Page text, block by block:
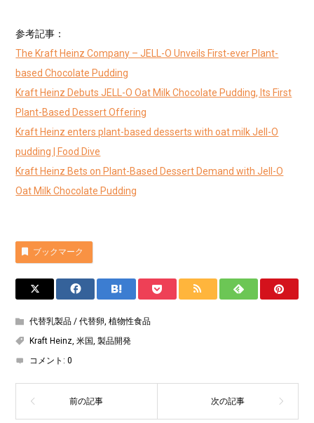
参考記事：
The Kraft Heinz Company – JELL-O Unveils First-ever Plant-
based Chocolate Pudding
Kraft Heinz Debuts JELL-O Oat Milk Chocolate Pudding, Its First
Plant-Based Dessert Offering
Kraft Heinz enters plant-based desserts with oat milk Jell-O
pudding | Food Dive
Kraft Heinz Bets on Plant-Based Dessert Demand with Jell-O
Oat Milk Chocolate Pudding
ブックマーク
代替乳製品 / 代替卵,植物性食品
Kraft Heinz,米国,製品開発
コメント:0